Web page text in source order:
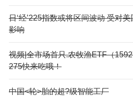
日‘经’225指数或将区间波动 受对
影响
视频|全市场首只.农牧渔ETF（
275快来吃哦！
中国<轮>胎的超?级智能工厂